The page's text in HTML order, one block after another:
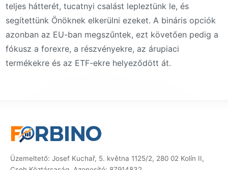
teljes hátterét, tucatnyi csalást lepleztünk le, és
segítettünk Önöknek elkerülni ezeket. A bináris opciók
azonban az EU-ban megszűntek, ezt követően pedig a
fókusz a forexre, a részvényekre, az árupiaci
termékekre és az ETF-ekre helyeződött át.
Üzemeltető: Josef Kuchař, 5. května 1125/2, 280 02 Kolín II,